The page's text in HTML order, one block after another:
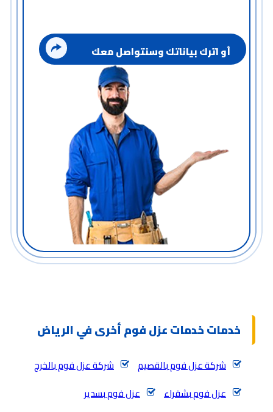
أو اترك بياناتك وسنتواصل معك
خدمات خدمات عزل فوم أخرى في الرياض
شركة عزل فوم بالقصيم
شركة عزل فوم بالخرج
عزل فوم بشقراء
عزل فوم بسدير